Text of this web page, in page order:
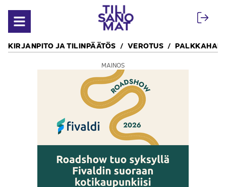
Avaa valikko
KIRJANPITO JA TILINPÄÄTÖS VEROTUS
MAINOS